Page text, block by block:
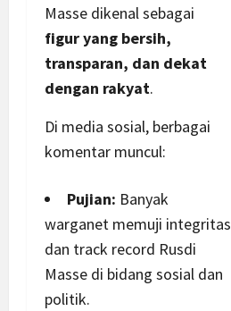
Masse dikenal sebagai
figur yang bersih,
transparan, dan dekat
dengan rakyat.
Di media sosial, berbagai
komentar muncul:
Pujian: Banyak
warganet memuji integritas
dan track record Rusdi
Masse di bidang sosial dan
politik.